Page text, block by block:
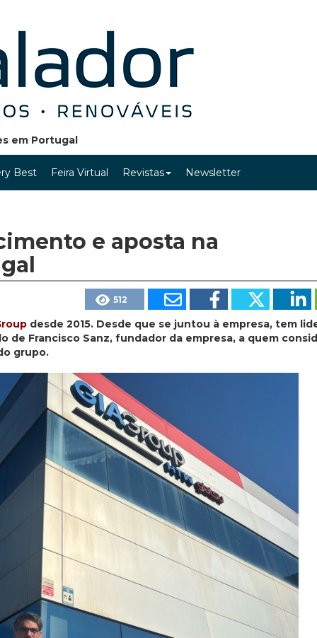
em Portugal
Best Feira Virtual Revistas Newsletter
e aposta na
512
desde 2015. Desde que se juntou à empresa, tem
Francisco Sanz, fundador da empresa, a quem
grupo.